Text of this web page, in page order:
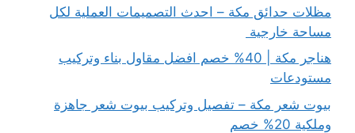
مظلات حدائق مكة – احدث التصميمات العملية لكل
مساحة خارجية
هناجر مكة | 40% خصم افضل مقاول بناء وتركيب
مستودعات
بيوت شعر مكة – تفصيل وتركيب بيوت شعر جاهزة
وملكية 20% خصم